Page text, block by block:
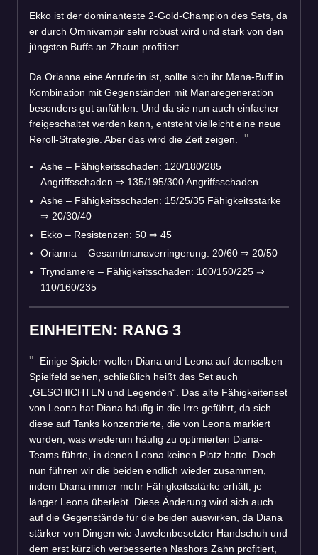
Ekko ist der dominanteste 2-Gold-Champion des Sets, da
er durch Omnivampir sehr robust wird und stark von den
jüngsten Buffs an Zhaun profitiert.
Da Orianna eine Anruferin ist, sollte sich ihr Mana-Buff in
Kombination mit Gegenständen mit Manaregeneration
besonders gut anfühlen. Und da sie nun auch einfacher
freigeschaltet werden kann, entsteht vielleicht eine neue
Reroll-Strategie. Aber das wird die Zeit zeigen.
Ashe – Fähigkeitsschaden: 120/180/285
Angriffsschaden ⇒ 135/195/300 Angriffsschaden
Ashe – Fähigkeitsschaden: 15/25/35 Fähigkeitsstärke
⇒ 20/30/40
Ekko – Resistenzen: 50 ⇒ 45
Orianna – Gesamtmanaverringerung: 20/60 ⇒ 20/50
Tryndamere – Fähigkeitsschaden: 100/150/225 ⇒
110/160/235
EINHEITEN: RANG 3
Einige Spieler wollen Diana und Leona auf demselben
Spielfeld sehen, schließlich heißt das Set auch
„GESCHICHTEN und Legenden“. Das alte Fähigkeitenset
von Leona hat Diana häufig in die Irre geführt, da sich
diese auf Tanks konzentrierte, die von Leona markiert
wurden, was wiederum häufig zu optimierten Diana-
Teams führte, in denen Leona keinen Platz hatte. Doch
nun führen wir die beiden endlich wieder zusammen,
indem Diana immer mehr Fähigkeitsstärke erhält, je
länger Leona überlebt. Diese Änderung wird sich auch
auf die Gegenstände für die beiden auswirken, da Diana
stärker von Dingen wie Juwelenbesetzter Handschuh und
dem erst kürzlich verbesserten Nashors Zahn profitiert,